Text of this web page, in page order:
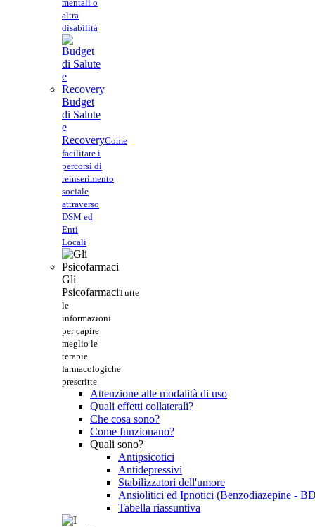
mentali o
altra
disabilità
Budget
di Salute
e
RecoveryCome
facilitare i
percorsi di
reinserimento
sociale
attraverso
DSM ed
Enti
Locali
Gli
PsicofarmaciTutte
le
informazioni
per capire
meglio le
terapie
farmacologiche
prescritte
Attenzione alle modalità di uso
Quali effetti collaterali?
Che cosa sono?
Come funzionano?
Quali sono?
Antipsicotici
Antidepressivi
Stabilizzatori dell'umore
Ansiolitici ed Ipnotici (Benzodiazepine -
Tabella riassuntiva